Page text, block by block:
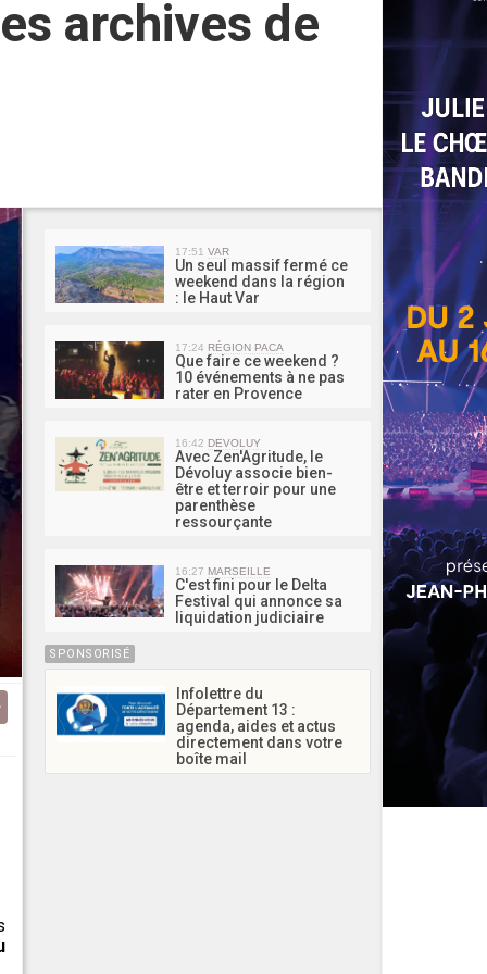
archives de
17:51 VAR
Un seul massif fermé ce
weekend dans la région
: le Haut Var
17:24 RÉGION PACA
Que faire ce weekend ?
10 événements à ne pas
rater en Provence
16:42 DEVOLUY
Avec Zen'Agritude, le
Dévoluy associe bien-
être et terroir pour une
parenthèse
ressourçante
16:27 MARSEILLE
C'est fini pour le Delta
Festival qui annonce sa
liquidation judiciaire
SPONSORISÉ
Infolettre du
Département 13 :
agenda, aides et actus
directement dans votre
boîte mail